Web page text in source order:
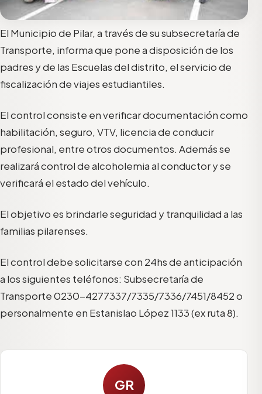
El Municipio de Pilar, a través de su subsecretaría de
Transporte, informa que pone a disposición de los
padres y de las Escuelas del distrito, el servicio de
fiscalización de viajes estudiantiles.
El control consiste en verificar documentación como
habilitación, seguro, VTV, licencia de conducir
profesional, entre otros documentos. Además se
realizará control de alcoholemia al conductor y se
verificará el estado del vehículo.
El objetivo es brindarle seguridad y tranquilidad a las
familias pilarenses.
El control debe solicitarse con 24hs de anticipación
a los siguientes teléfonos: Subsecretaría de
Transporte 0230-4277337/7335/7336/7451/8452 o
personalmente en Estanislao López 1133 (ex ruta 8).
GR